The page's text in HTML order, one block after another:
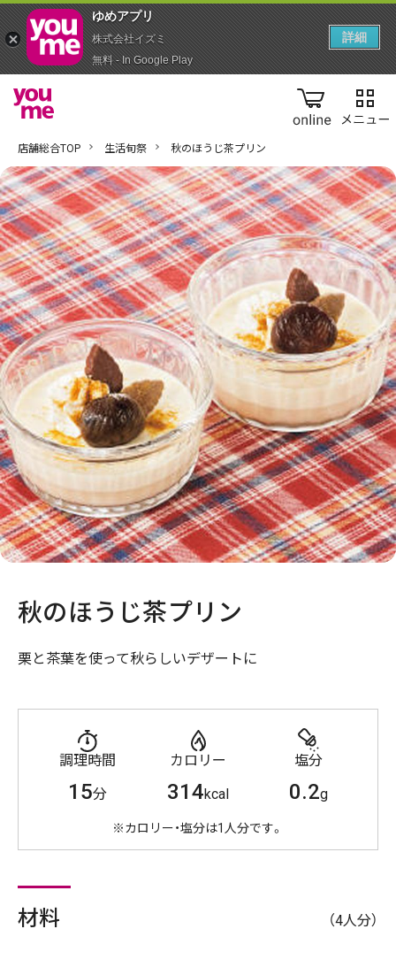
online
店舗総合TOP 生活旬祭 秋のほうじ茶プリン
秋のほうじ茶プリン
栗と茶葉を使って秋らしいデザートに
調理時間
15分
カロリー
314kcal
塩分
0.2g
※カロリー・塩分は1人分です。
材料 （4人分）
ゆめアプ‪リ‬
株式会社イズミ
無料 - In Google Play
詳細